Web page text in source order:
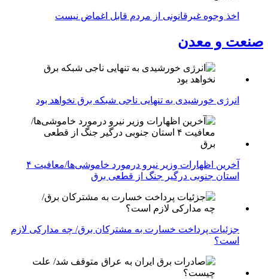
اخذ وجوه غیرقانونی از مردم قابل اغماض نیست
صنعت و معدن
انرژی خورشیدی به تنهایی ناجی شبکه برق نخواهد بود
آخرین اظهارات وزیر نیرو درمورد خاموشی‌ها/معافیت ۴
استان جنوبی درگیر جنگ از قطعی برق
جزئیات پرداخت خسارت به مشترکان برق/ چه مدارکی لازم
است؟